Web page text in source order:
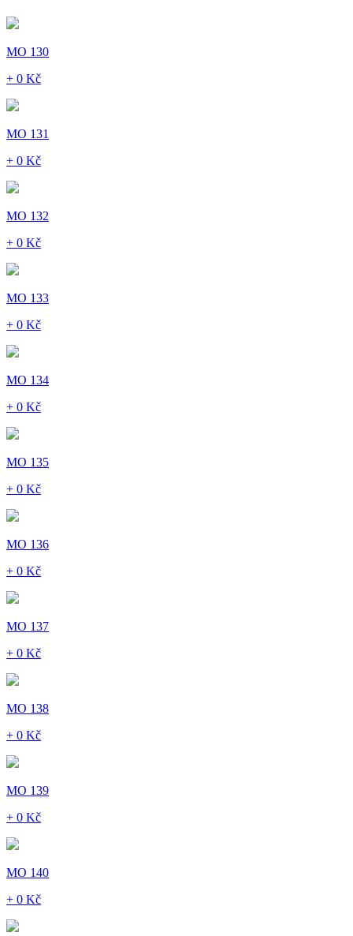
MO 130
+ 0 Kč
MO 131
+ 0 Kč
MO 132
+ 0 Kč
MO 133
+ 0 Kč
MO 134
+ 0 Kč
MO 135
+ 0 Kč
MO 136
+ 0 Kč
MO 137
+ 0 Kč
MO 138
+ 0 Kč
MO 139
+ 0 Kč
MO 140
+ 0 Kč